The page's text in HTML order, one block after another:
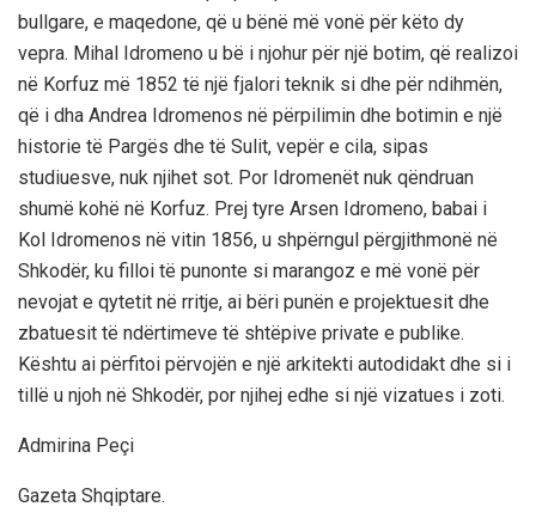
bullgare, e maqedone, që u bënë më vonë për këto dy
vepra. Mihal Idromeno u bë i njohur për një botim, që realizoi
në Korfuz më 1852 të një fjalori teknik si dhe për ndihmën,
që i dha Andrea Idromenos në përpilimin dhe botimin e një
historie të Pargës dhe të Sulit, vepër e cila, sipas
studiuesve, nuk njihet sot. Por Idromenët nuk qëndruan
shumë kohë në Korfuz. Prej tyre Arsen Idromeno, babai i
Kol Idromenos në vitin 1856, u shpërngul përgjithmonë në
Shkodër, ku filloi të punonte si marangoz e më vonë për
nevojat e qytetit në rritje, ai bëri punën e projektuesit dhe
zbatuesit të ndërtimeve të shtëpive private e publike.
Kështu ai përfitoi përvojën e një arkitekti autodidakt dhe si i
tillë u njoh në Shkodër, por njihej edhe si një vizatues i zoti.
Admirina Peçi
Gazeta Shqiptare.